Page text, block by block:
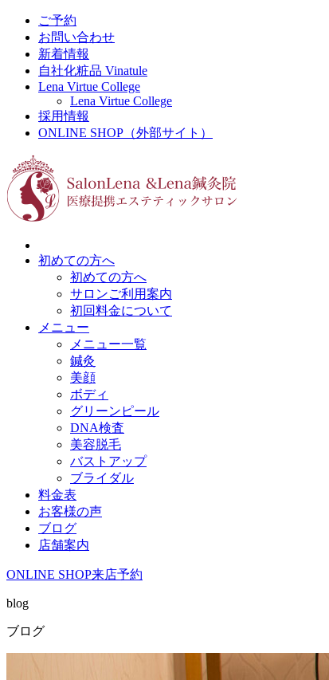
ご予約
お問い合わせ
新着情報
自社化粧品 Vinatule
Lena Virtue College
Lena Virtue College
採用情報
ONLINE SHOP（外部サイト）
初めての方へ
初めての方へ
サロンご利用案内
初回料金について
メニュー
メニュー一覧
鍼灸
美顔
ボディ
グリーンピール
DNA検査
美容脱毛
バストアップ
ブライダル
料金表
お客様の声
ブログ
店舗案内
ONLINE SHOP来店予約
blog
ブログ